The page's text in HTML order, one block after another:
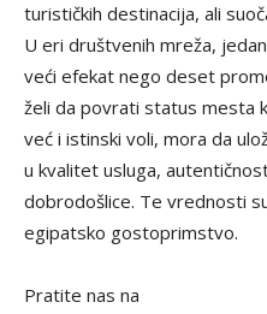
turističkih destinacija, ali
U eri društvenih mreža,
veći efekat nego deset
želi da povrati status mesta
već i istinski voli, mora da
u kvalitet usluga,
dobrodošlice. Te vrednosti
egipatsko gostoprimstvo.
Pratite nas na